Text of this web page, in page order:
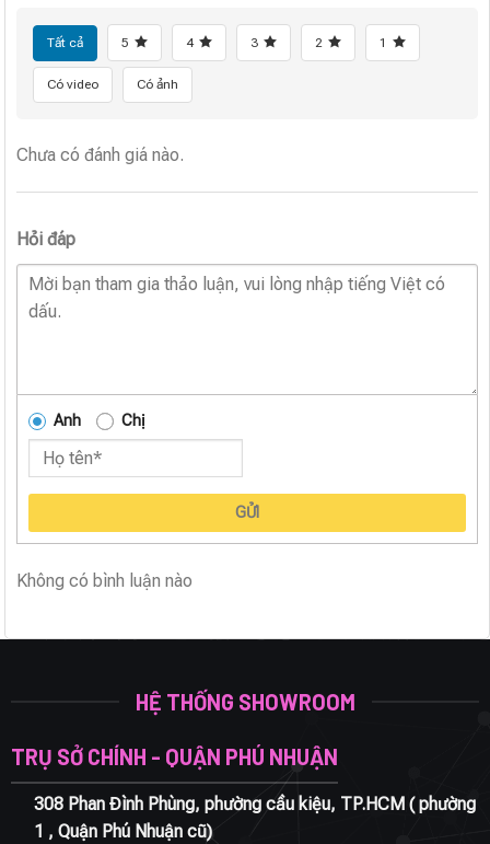
Tất cả 5 4 3 2 1
Có video Có ảnh
Chưa có đánh giá nào.
Hỏi đáp
Anh Chị
GỬI
Không có bình luận nào
HỆ THỐNG SHOWROOM
TRỤ SỞ CHÍNH - QUẬN PHÚ NHUẬN
308 Phan Đình Phùng, phường cầu kiệu, TP.HCM ( phường
1 , Quận Phú Nhuận cũ)